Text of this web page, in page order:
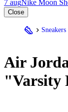
7 augNike Moon
Close
Sneakers
Air
"Varsity